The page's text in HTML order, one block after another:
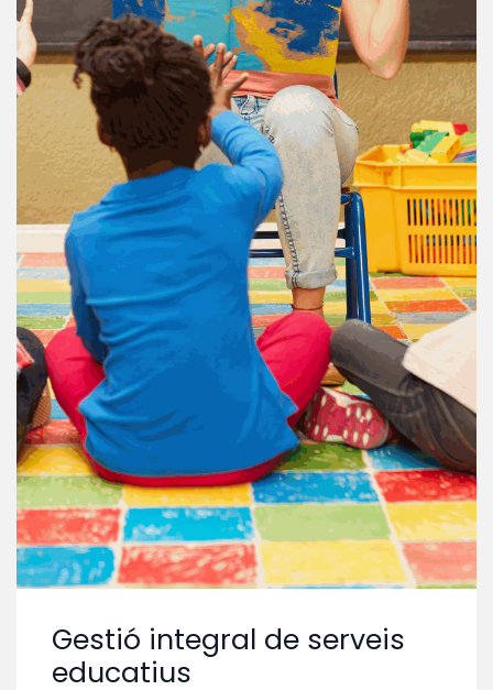
Gestió integral de serveis
educatius